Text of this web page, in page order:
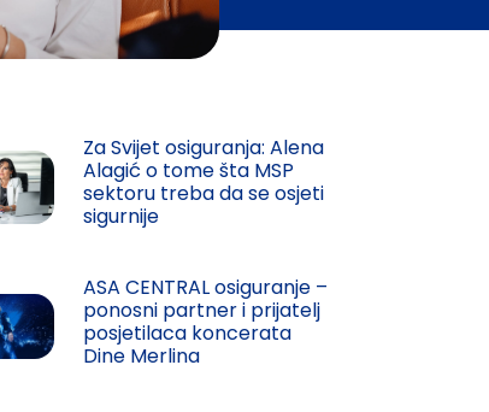
Za Svijet osiguranja: Alena
Alagić o tome šta MSP
sektoru treba da se osjeti
sigurnije
ASA CENTRAL osiguranje –
ponosni partner i prijatelj
posjetilaca koncerata
Dine Merlina